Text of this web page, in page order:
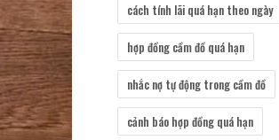
cách tính lãi quá hạn theo ngày
hợp đồng cầm đồ quá hạn
nhắc nợ tự động trong cầm đồ
cảnh báo hợp đồng quá hạn